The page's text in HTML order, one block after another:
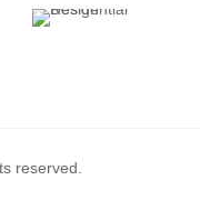
reserved.